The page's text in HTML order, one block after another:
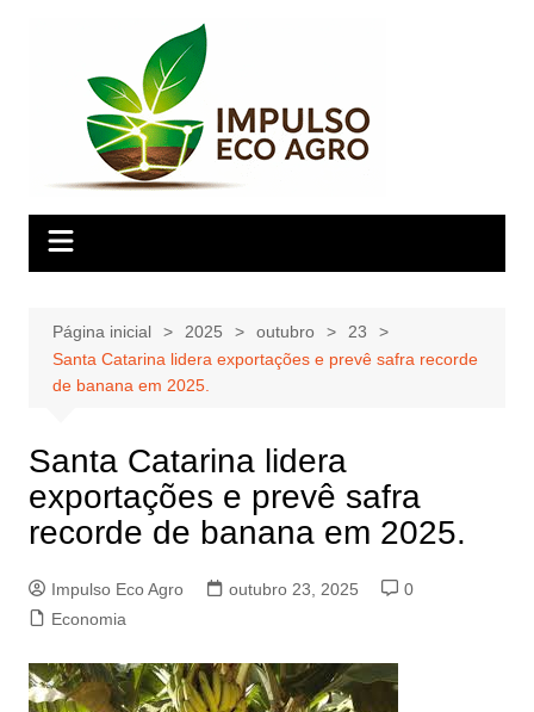
Página inicial 2025 outubro
23
Santa Catarina lidera exportações e prevê safra recorde
de banana em 2025.
Santa Catarina lidera
exportações e prevê safra
recorde de banana em 2025.
Impulso Eco Agro outubro 23, 2025
0
Economia